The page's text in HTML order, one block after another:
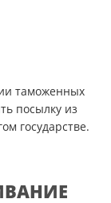
таможенных
посылку из
государстве.